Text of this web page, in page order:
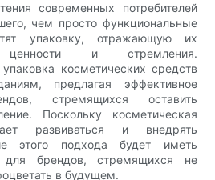
современных потребителей
чем просто функциональные
упаковку, отражающую их
ценности и стремления.
косметических средств
предлагая эффективное
стремящихся оставить
Поскольку косметическая
развиваться и внедрять
этого подхода будет иметь
брендов, стремящихся не
в будущем.